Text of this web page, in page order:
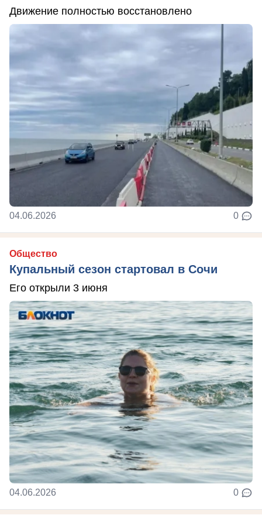
Движение полностью восстановлено
04.06.2026 0
Общество
Купальный сезон стартовал в Сочи
Его открыли 3 июня
04.06.2026 0